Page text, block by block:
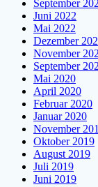
September
Juni 2022
Mai 2022
Dezember
November
September
Mai 2020
April 2020
Februar 2020
Januar 2020
November
Oktober 2019
August 2019
Juli 2019
Juni 2019